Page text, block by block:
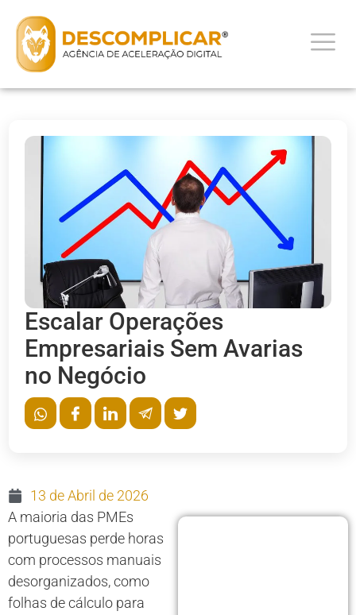
Escalar Operações
Empresariais Sem Avarias
no Negócio
13 de Abril de 2026
A maioria das PMEs
portuguesas perde horas
com processos manuais
desorganizados, como
folhas de cálculo para